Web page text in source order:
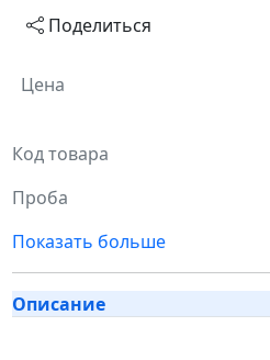
Поделиться
Цена
Код товара
Проба
Показать больше
Описание